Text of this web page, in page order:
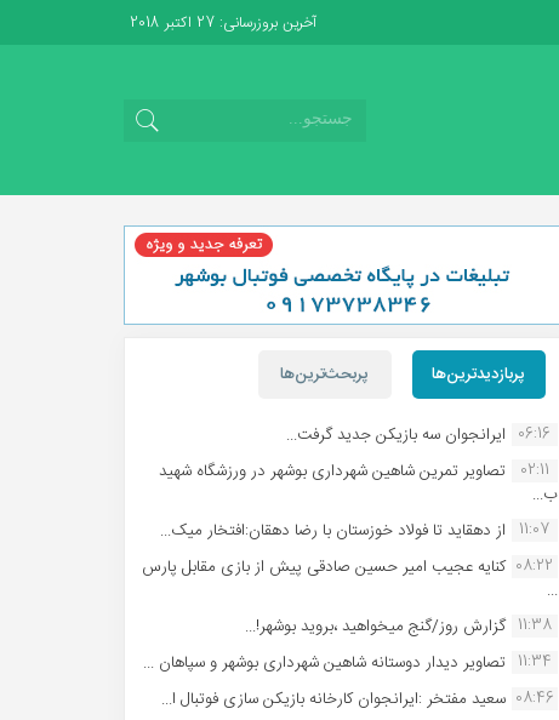
آخرین بروزرسانی: 27 اکتبر 2018
پربازدیدترین‌ها پربحث‌ترین‌ها
06:16 ایرانجوان سه بازیکن جدید گرفت...
02:11
تصاویر تمرین شاهین شهردارى بوشهر در ورزشگاه شهید
ب...
11:07 از دهقاید تا فولاد خوزستان با رضا دهقان:افتخار میک...
08:22 کنایه عجیب امیر حسین صادقی پیش از بازی مقابل پارس
...
11:38 گزارش روز/گنج میخواهید ،بروید بوشهر!...
11:34 تصاویر دیدار دوستانه شاهین شهردارى بوشهر و سپاهان ...
08:46 سعید مفتخر :ایرانجوان کارخانه بازیکن سازی فوتبال ا...